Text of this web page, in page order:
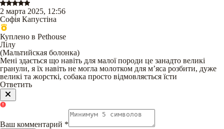
2 марта 2025, 12:56
Софія Капустіна
Куплено в Pethouse
Лілу
(Мальтийская болонка)
Мені здається що навіть для малої породи це занадто великі
гранули, я їх навіть не могла молотком для мʼяса розбити, дуже
великі та жорсткі, собака просто відмовляється їсти
Ответить
Ваш комментарий *